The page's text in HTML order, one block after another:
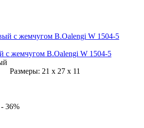
с жемчугом B.Oalengi W 1504-5
Размеры: 21 x 27 x 11
- 36%